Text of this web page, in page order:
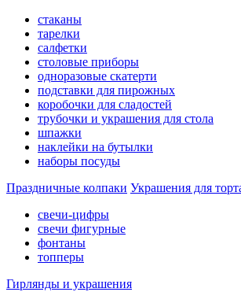
стаканы
тарелки
салфетки
столовые приборы
одноразовые скатерти
подставки для пирожных
коробочки для сладостей
трубочки и украшения для стола
шпажки
наклейки на бутылки
наборы посуды
Праздничные колпаки Украшения для
свечи-цифры
свечи фигурные
фонтаны
топперы
Гирлянды и украшения